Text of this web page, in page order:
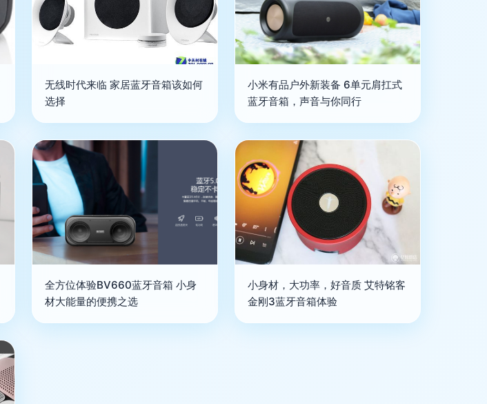
无线时代来临 家居蓝牙音箱该如何
选择
小米有品户外新装备 6单元肩扛式
蓝牙音箱，声音与你同行
全方位体验BV660蓝牙音箱 小身
材大能量的便携之选
小身材，大功率，好音质 艾特铭客
金刚3蓝牙音箱体验